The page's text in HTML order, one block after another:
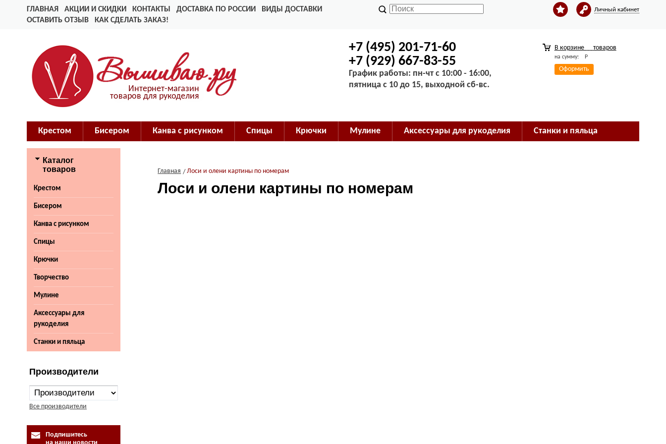
ГЛАВНАЯ АКЦИИ И СКИДКИ КОНТАКТЫ ДОСТАВКА ПО РОССИИ
ВИДЫ ДОСТАВКИ
ОСТАВИТЬ ОТЗЫВ
КАК СДЕЛАТЬ ЗАКАЗ!
Личный кабинет
Интернет-магазин
товаров для рукоделия
+7 (495) 201-71-60
+7 (929) 667-83-55
График работы: пн-чт с 10:00 - 16:00,
пятница с 10 до 15, выходной сб-вс.
В корзине товаров
на сумму: Р
Оформить
Крестом Бисером Канва с рисунком Спицы Крючки Мулине Аксессуары для рукоделия Станки и пяльца
Каталог
товаров
Крестом
Бисером
Канва с рисунком
Спицы
Крючки
Творчество
Мулине
Аксессуары для
рукоделия
Станки и пяльца
Производители
Все производители
Подпишитесь
Главная Лоси и олени картины по номерам
Лоси и олени картины по номерам